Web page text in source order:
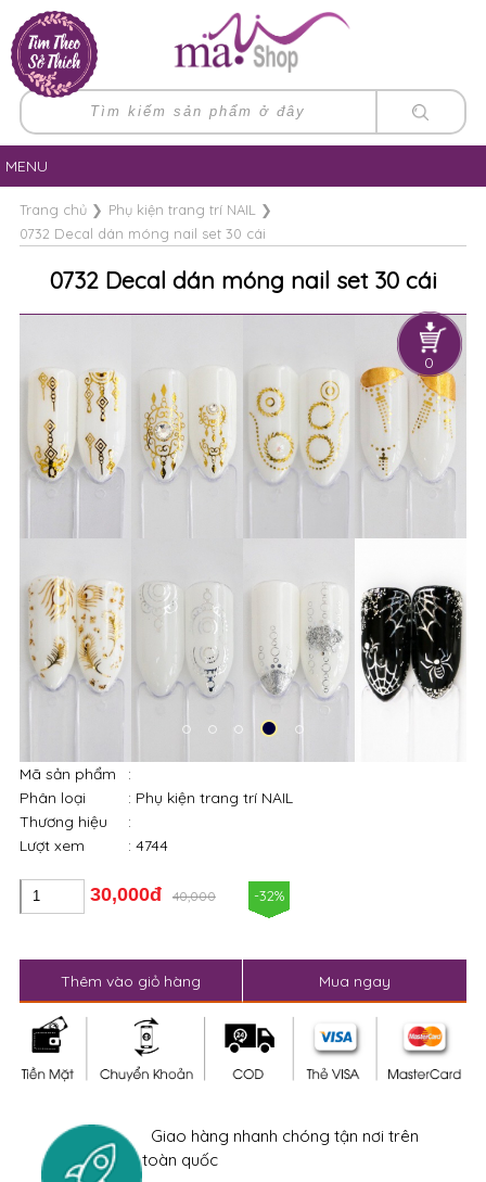
0
MENU
Trang chủ❯ Phụ kiện trang trí NAIL
❯
0732 Decal dán móng nail set 30 cái
0732 Decal dán móng nail set 30 cái
Mã sản phẩm
:
Phân loại
: Phụ kiện trang trí NAIL
Thương hiệu
:
Lượt xem
: 4744
30,000đ 40,000 -32%
Thêm vào giỏ hàng Mua ngay
Giao hàng nhanh chóng tận nơi trên
toàn quốc